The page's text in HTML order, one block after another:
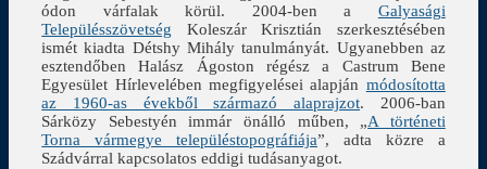
ódon várfalak körül. 2004-ben a Galyasági
Településszövetség Koleszár Krisztián szerkesztésében
ismét kiadta Détshy Mihály tanulmányát. Ugyanebben az
esztendőben Halász Ágoston régész a Castrum Bene
Egyesület Hírlevelében megfigyelései alapján módosította
az 1960-as évekből származó alaprajzot. 2006-ban
Sárközy Sebestyén immár önálló műben, „A történeti
Torna vármegye településtopográfiája”, adta közre a
Szádvárral kapcsolatos eddigi tudásanyagot.